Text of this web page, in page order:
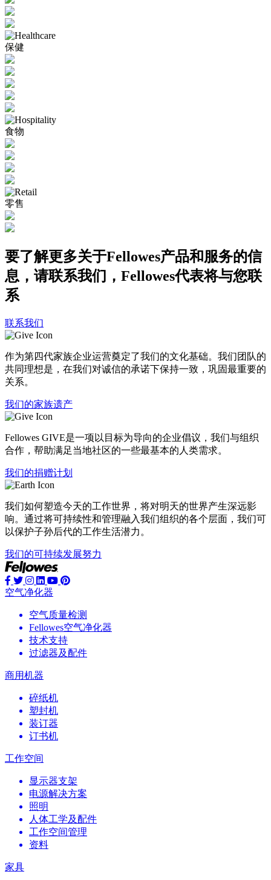
保健
食物
零售
要了解更多关于Fellowes产品和服务的信
息，请联系我们，Fellowes代表将与您联
系
联系我们
作为第四代家族企业运营奠定了我们的文化基础。我们团队的
共同理想是，在我们对诚信的承诺下保持一致，巩固最重要的
关系。
我们的家族遗产
Fellowes GIVE是一项以目标为导向的企业倡议，我们与组织
合作，帮助满足当地社区的一些最基本的人类需求。
我们的捐赠计划
我们如何塑造今天的工作世界，将对明天的世界产生深远影
响。通过将可持续性和管理融入我们组织的各个层面，我们可
以保护子孙后代的工作生活潜力。
我们的可持续发展努力
空气净化器
空气质量检测
Fellowes空气净化器
技术支持
过滤器及配件
商用机器
碎纸机
塑封机
装订器
订书机
工作空间
显示器支架
电源解决方案
照明
人体工学及配件
工作空间管理
资料
家具